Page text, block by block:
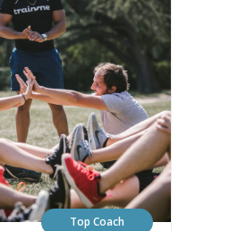
Top Coach